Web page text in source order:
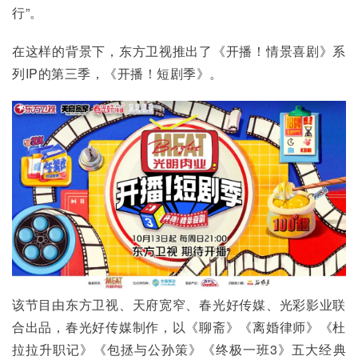
行”。
在这样的背景下，东方卫视推出了《开播！情景喜剧》系
列IP的第三季，《开播！短剧季》。
该节目由东方卫视、天府宽窄、春光好传媒、光彩影业联
合出品，春光好传媒制作，以《聊斋》《离婚律师》《杜
拉拉升职记》《包拯与公孙策》《终极一班3》五大经典